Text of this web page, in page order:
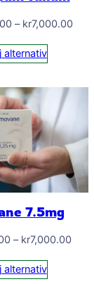
– kr7,000.00
alternativ
7.5mg
– kr7,000.00
alternativ